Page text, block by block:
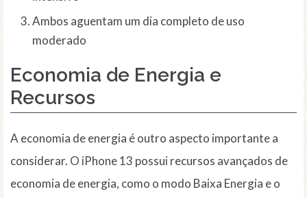
Ambos aguentam um dia completo de uso
moderado
Economia de Energia e
Recursos
A economia de energia é outro aspecto importante a
considerar. O iPhone 13 possui recursos avançados de
economia de energia, como o modo Baixa Energia e o